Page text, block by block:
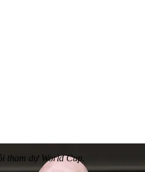
tham dự World Cup.